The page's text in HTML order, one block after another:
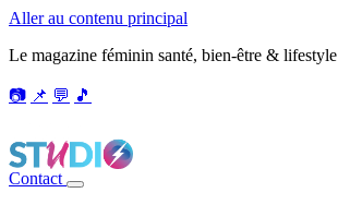
Aller au contenu principal
Le magazine féminin santé, bien-être & lifestyle
📷 📌 💬 🎵
Contact